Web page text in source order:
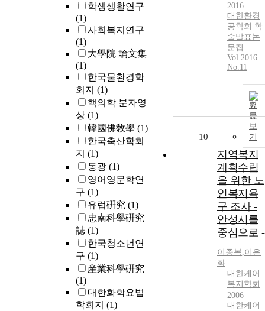
학생생활연구
(1)
사회복지연구
(1)
大學院 論文集
(1)
한국물환경학
회지 (1)
핵의학 분자영
상 (1)
韓國佛敎學 (1)
한국축산학회
지 (1)
동광 (1)
영어영문학연
구 (1)
유럽硏究 (1)
忠南科學硏究
誌 (1)
한국청소년연
구 (1)
産業科學硏究
(1)
대한화학요법
학회지 (1)
2016
대한환경
공학회 학
술발표논
문집
Vol.2016
No.11
원
문
보
기
10
지역복지
계획수립
을 위한 노
인복지욕
구 조사 -
안성시를
중심으로 -
이종복,이은
화
대한케어
복지학회
2006
대한케어